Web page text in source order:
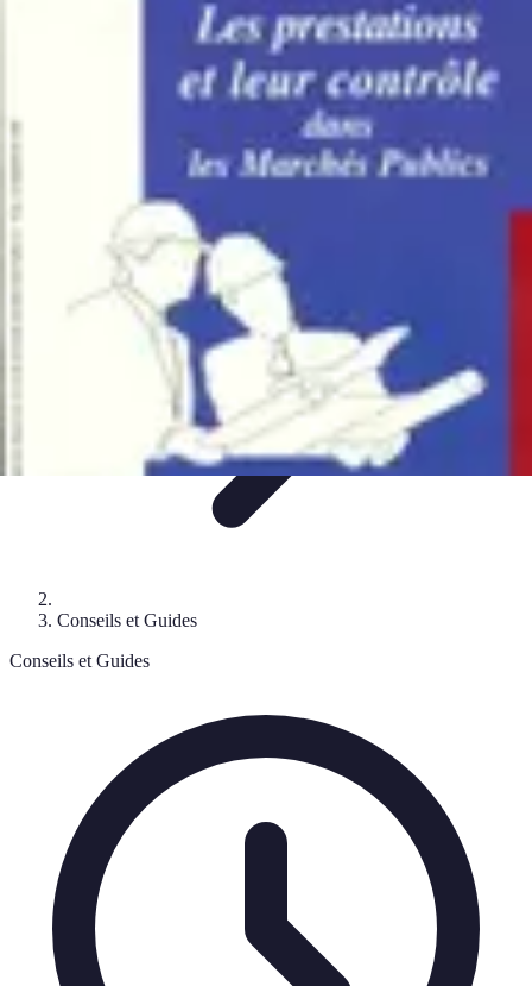
ConseilsPrévoyance
Organisation
Conseils et Guides
Conseils et Guides